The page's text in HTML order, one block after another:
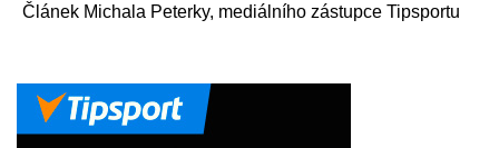
Článek Michala Peterky, mediálního zástupce Tipsportu